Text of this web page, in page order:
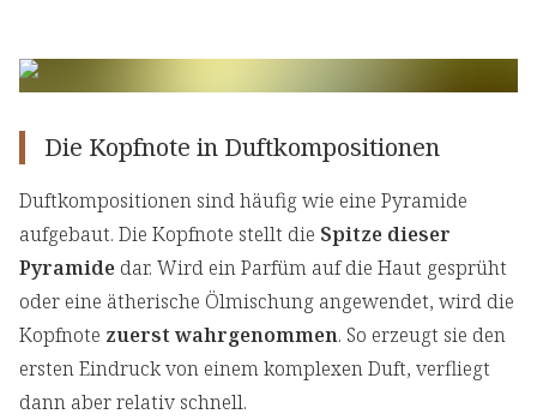
Die Kopfnote in Duftkompositionen
Duftkompositionen sind häufig wie eine Pyramide
aufgebaut. Die Kopfnote stellt die Spitze dieser
Pyramide dar. Wird ein Parfüm auf die Haut gesprüht
oder eine ätherische Ölmischung angewendet, wird die
Kopfnote zuerst wahrgenommen. So erzeugt sie den
ersten Eindruck von einem komplexen Duft, verfliegt
dann aber relativ schnell.